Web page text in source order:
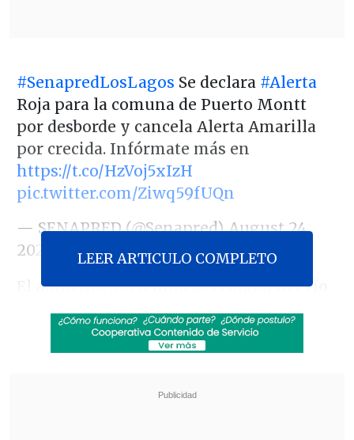
#SenapredLosLagos Se declara #Alerta
Roja para la comuna de Puerto Montt
por desborde y cancela Alerta Amarilla
por crecida. Infórmate más en
https://t.co/HzVoj5xIzH
pic.twitter.com/Ziwq59fUQn
— SENAPRED (@Senapred)August 24,
2025
aumento sostenido del caudal del río
Lencallevó al Senapred a decretaralerta
roja para la comuna de Puerto Montt
al Departamento de Administración de
suspender las clases en todos los
LEER ARTICULO COMPLETO